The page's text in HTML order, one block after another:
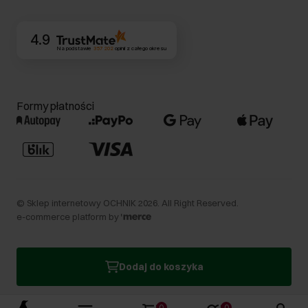
Dodaj do koszyka
4.9
Na podstawie 357 202opinii z całego okresu
Formy płatności
© Sklep internetowy OCHNIK 2026 . All Right Reserved.
e-commerce platform by